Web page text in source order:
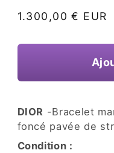
fenêtre
Prix
1.300,00 € EUR
DIOR -Bracelet
foncé pavée de
Condition :